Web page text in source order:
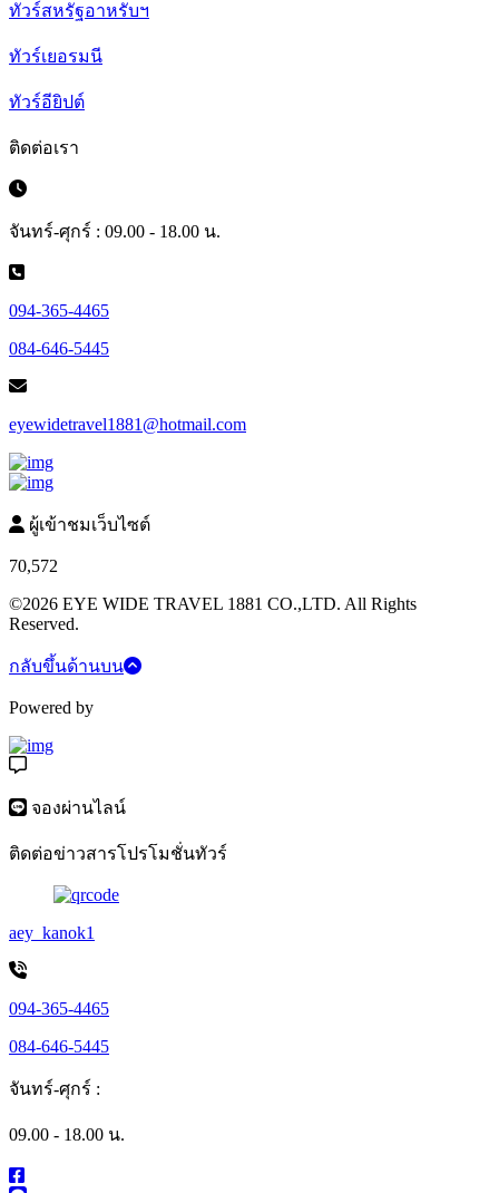
ทัวร์สหรัฐอาหรับฯ
ทัวร์เยอรมนี
ทัวร์อียิปต์
ติดต่อเรา
จันทร์-ศุกร์ : 09.00 - 18.00 น.
094-365-4465
084-646-5445
eyewidetravel1881@hotmail.com
ผู้เข้าชมเว็บไซต์
70,572
©2026 EYE WIDE TRAVEL 1881 CO.,LTD. All Rights
Reserved.
กลับขึ้นด้านบน
Powered by
จองผ่านไลน์
ติดต่อข่าวสารโปรโมชั่นทัวร์
aey_kanok1
094-365-4465
084-646-5445
จันทร์-ศุกร์ :
09.00 - 18.00 น.